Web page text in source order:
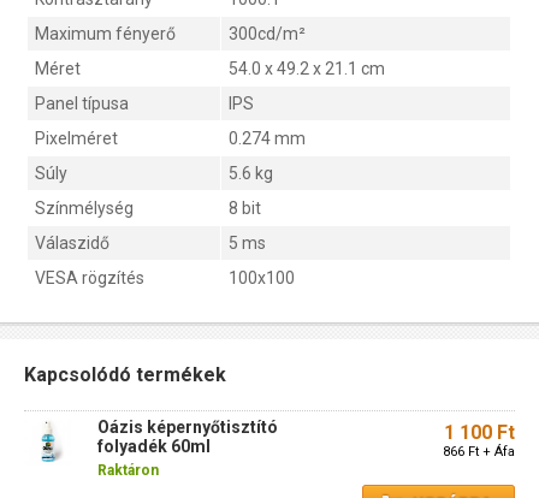
Maximum fényerő
300cd/m²
Méret
54.0 x 49.2 x 21.1 cm
Panel típusa
IPS
Pixelméret
0.274 mm
Súly
5.6 kg
Színmélység
8 bit
Válaszidő
5 ms
VESA rögzítés
100x100
Kapcsolódó termékek
Oázis képernyőtisztító
folyadék 60ml
Raktáron
1 100 Ft
866 Ft + Áfa